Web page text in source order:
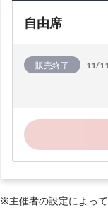
自由席
販売終了 11/
※主催者の設定によっ